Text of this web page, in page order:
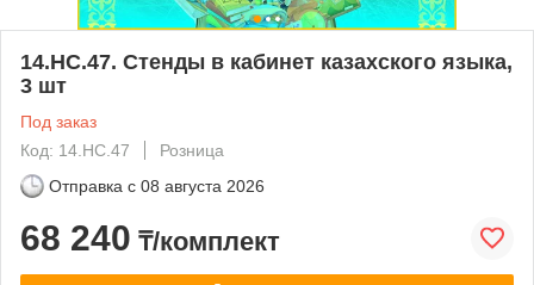
14.НС.47. Стенды в кабинет казахского языка,
3 шт
Под заказ
Код: 14.НС.47
Розница
Отправка с 08 августа 2026
68 240 ₸/комплект